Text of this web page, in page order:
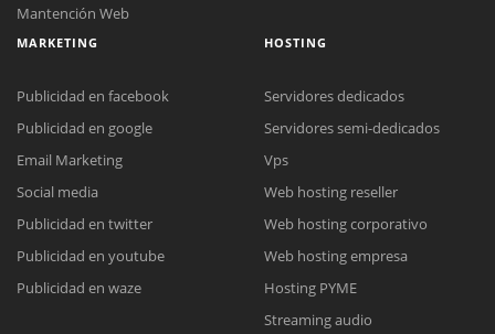
Reunión online
Meet para la reunión online.
Cotización
Chat Online
Todos nuestros ejecutivos están fuera de línea. Complete el formulario
Mantención Web
MARKETING
Publicidad en facebook
Publicidad en google
Email Marketing
Social media
Publicidad en twitter
Publicidad en youtube
Publicidad en waze
HOSTING
Servidores dedicados
Servidores semi-dedicados
Vps
Web hosting reseller
Web hosting corporativo
Web hosting empresa
Hosting PYME
Streaming audio